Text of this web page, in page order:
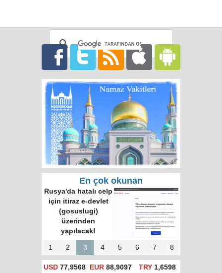
En çok okunan
Rusya'da hatalı celp
için itiraz e-devlet
(gosuslugi)
üzerinden
yapılacak!
1 2 3 4 5 6 7 8
USD 77,9568 EUR 88,9097 TRY1,6598